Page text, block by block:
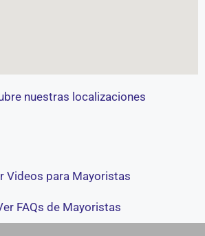
nuestras localizaciones
Videos para Mayoristas
FAQs de Mayoristas